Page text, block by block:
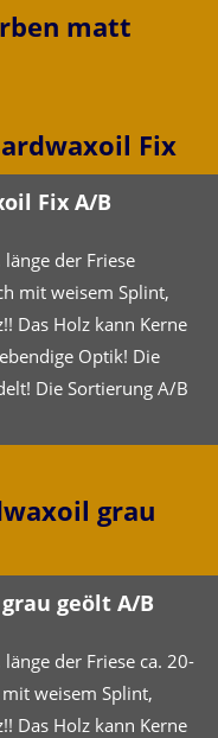
matt
Fix
Fix A/B
der Friese
mit weisem Splint,
Das Holz kann Kerne
Optik! Die
Die Sortierung A/B
grau
geölt A/B
der Friese ca. 20-
weisem Splint,
Das Holz kann Kerne